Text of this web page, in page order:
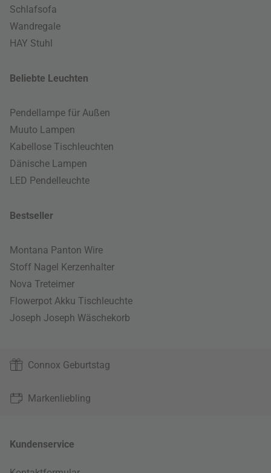
Schlafsofa
Wandregale
HAY Stuhl
Beliebte Leuchten
Pendellampe für Außen
Muuto Lampen
Kabellose Tischleuchten
Dänische Lampen
LED Pendelleuchte
Bestseller
Montana Panton Wire
Stoff Nagel Kerzenhalter
Nova Treteimer
Flowerpot Akku Tischleuchte
Joseph Joseph Wäschekorb
Connox Geburtstag
Markenliebling
Kundenservice